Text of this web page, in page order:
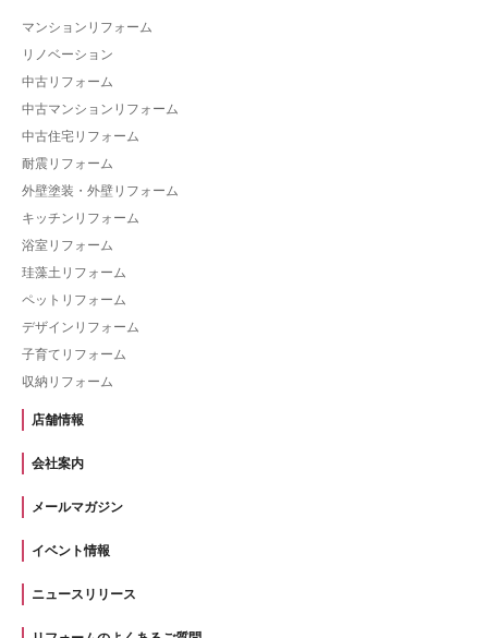
マンションリフォーム
リノベーション
中古リフォーム
中古マンションリフォーム
中古住宅リフォーム
耐震リフォーム
外壁塗装・外壁リフォーム
キッチンリフォーム
浴室リフォーム
珪藻土リフォーム
ペットリフォーム
デザインリフォーム
子育てリフォーム
収納リフォーム
店舗情報
会社案内
メールマガジン
イベント情報
ニュースリリース